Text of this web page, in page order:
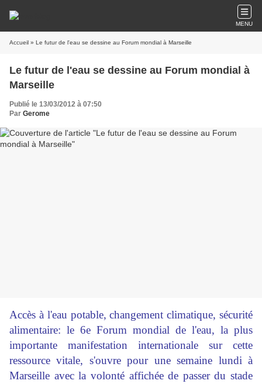
MENU
Accueil » Le futur de l'eau se dessine au Forum mondial à Marseille
Le futur de l'eau se dessine au Forum mondial à
Marseille
Publié le 13/03/2012 à 07:50
Par Gerome
Accès à l'eau potable, changement climatique, sécurité
alimentaire: le 6e Forum mondial de l'eau, la plus
importante manifestation internationale sur cette
ressource vitale, s'ouvre pour une semaine lundi à
Marseille avec la volonté affichée de passer du stade